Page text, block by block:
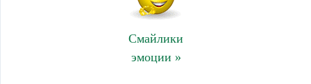
Смайлики
эмоции »